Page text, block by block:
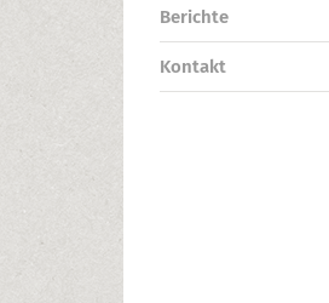
Berichte
Kontakt